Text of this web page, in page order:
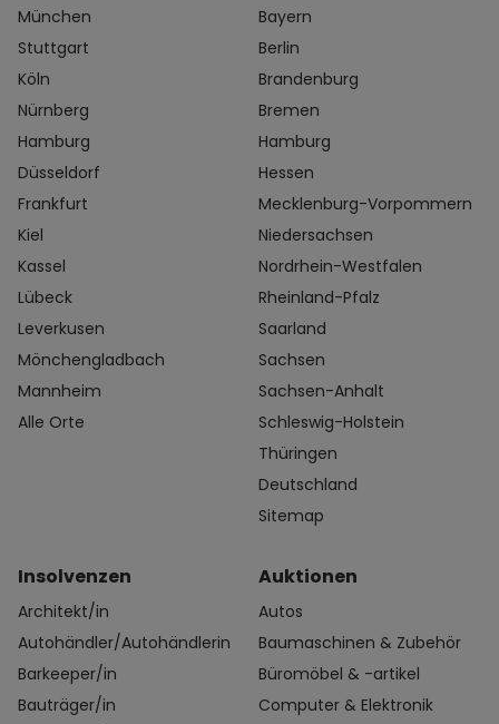
München
Stuttgart
Köln
Nürnberg
Hamburg
Düsseldorf
Frankfurt
Kiel
Kassel
Lübeck
Leverkusen
Mönchengladbach
Mannheim
Alle Orte
Bayern
Berlin
Brandenburg
Bremen
Hamburg
Hessen
Mecklenburg-Vorpommern
Niedersachsen
Nordrhein-Westfalen
Rheinland-Pfalz
Saarland
Sachsen
Sachsen-Anhalt
Schleswig-Holstein
Thüringen
Deutschland
Sitemap
Insolvenzen
Architekt/in
Autohändler/Autohändlerin
Barkeeper/in
Bauträger/in
Auktionen
Autos
Baumaschinen & Zubehör
Büromöbel & -artikel
Computer & Elektronik